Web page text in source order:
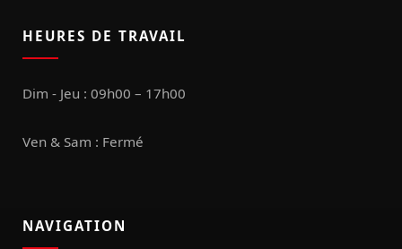
HEURES DE TRAVAIL
Dim - Jeu : 09h00 – 17h00
Ven & Sam : Fermé
NAVIGATION